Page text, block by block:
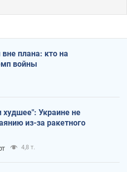
плана: кто на
войны
Украине не
из-за ракетного
4,8 т.